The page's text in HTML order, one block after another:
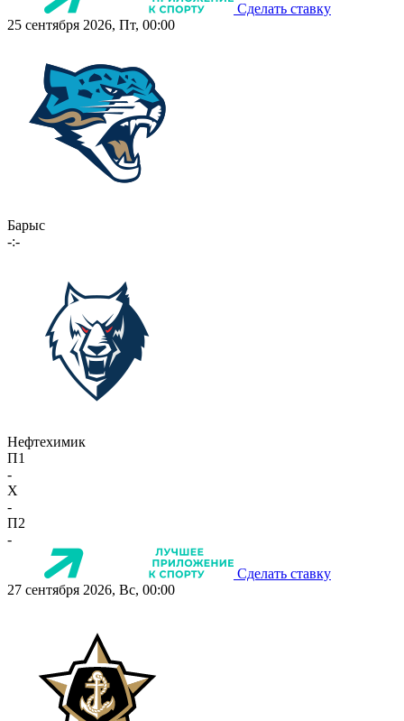
Сделать ставку
25 сентября 2026, Пт, 00:00
Барыс
-:-
Нефтехимик
П1
-
X
-
П2
-
Сделать ставку
27 сентября 2026, Вс, 00:00